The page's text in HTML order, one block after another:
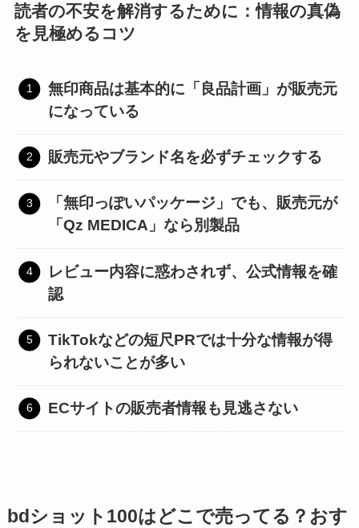
読者の不安を解消するために：情報の真偽
を見極めるコツ
無印商品は基本的に「良品計画」が販売元
になっている
販売元やブランド名を必ずチェックする
「無印っぽいパッケージ」でも、販売元が
「Qz MEDICA」なら別製品
レビュー内容に惑わされず、公式情報を確
認
TikTokなどの短尺PRでは十分な情報が得
られないことが多い
ECサイトの販売者情報も見逃さない
bdショット100はどこで売ってる？おす